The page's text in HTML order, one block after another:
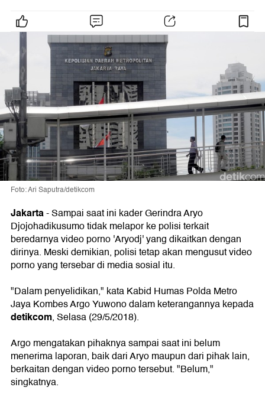
Foto: Ari Saputra/detikcom
Jakarta-Sampai saat ini kader Gerindra Aryo
Djojohadikusumo tidak melapor ke polisi terkait
beredarnya video porno 'Aryodj' yang dikaitkan dengan
dirinya. Meski demikian, polisi tetap akan mengusut video
porno yang tersebar di media sosial itu.
"Dalam penyelidikan," kata Kabid Humas Polda Metro
Jaya Kombes Argo Yuwono dalam keterangannya kepada
detikcom, Selasa (29/5/2018).
Argo mengatakan pihaknya sampai saat ini belum
menerima laporan, baik dari Aryo maupun dari pihak lain,
berkaitan dengan video porno tersebut. "Belum,"
singkatnya.